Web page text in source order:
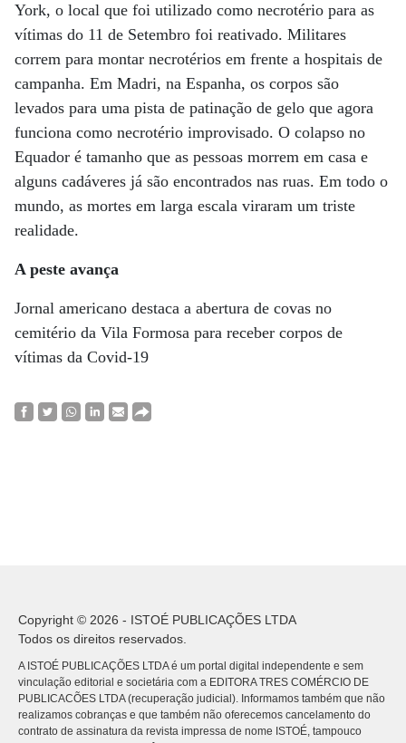
York, o local que foi utilizado como necrotério para as
vítimas do 11 de Setembro foi reativado. Militares
correm para montar necrotérios em frente a hospitais de
campanha. Em Madri, na Espanha, os corpos são
levados para uma pista de patinação de gelo que agora
funciona como necrotério improvisado. O colapso no
Equador é tamanho que as pessoas morrem em casa e
alguns cadáveres já são encontrados nas ruas. Em todo o
mundo, as mortes em larga escala viraram um triste
realidade.
A peste avança
Jornal americano destaca a abertura de covas no
cemitério da Vila Formosa para receber corpos de
vítimas da Covid-19
Copyright © 2026 - ISTOÉ PUBLICAÇÕES LTDA
Todos os direitos reservados.
A ISTOÉ PUBLICAÇÕES LTDA é um portal digital independente e sem
vinculação editorial e societária com a EDITORA TRES COMÉRCIO DE
PUBLICACÕES LTDA (recuperação judicial). Informamos também que não
realizamos cobranças e que também não oferecemos cancelamento do
contrato de assinatura da revista impressa de nome ISTOÉ, tampouco